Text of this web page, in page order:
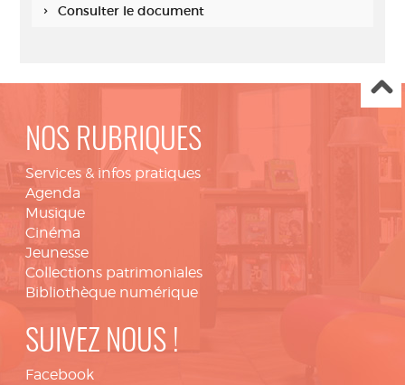
Consulter le document
NOS RUBRIQUES
Services & infos pratiques
Agenda
Musique
Cinéma
Jeunesse
Collections patrimoniales
Bibliothèque numérique
SUIVEZ NOUS !
Facebook